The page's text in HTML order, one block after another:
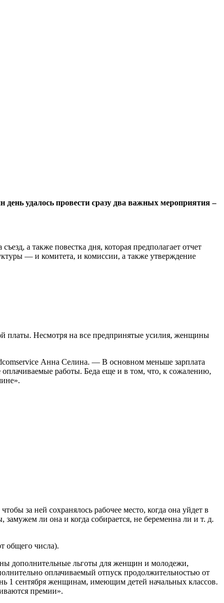
день удалось провести сра­зу два важных мероприятия –
а также повестка дня, которая предполагает отчет
— и комитета, и комиссии, а также утвержде­ние
платы. Несмотря на все пред­принятые усилия, женщины
Анна Селина. — В основ­ном меньше зарплата
работы. Беда еще и в том, что, к сожале­нию,
за ней сохранялось ра­бочее место, когда она уйдет в
за­мужем ли она и когда собирается, не бере­менна ли и т. д.
общего числа).
дополнительные льготы для женщин и молодежи,
оплачиваемый отпуск продолжительно­стью от
1 сентября женщинам, имею­щим детей начальных классов.
премии».